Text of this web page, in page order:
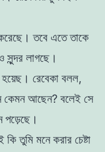
।তবে এতেতাকে
সুন্দর লাগছে ।
হয়েছ । রেবেকা বলল,
কেমনআছেন? বলেই সে
পড়েছে ।
কিতুমি মনেকরার চেষ্টা